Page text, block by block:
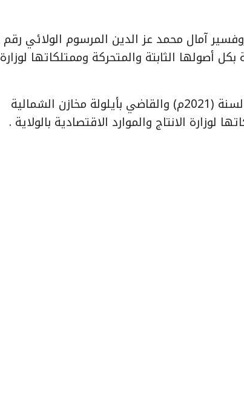
بكل أصولها الثابتة والمتحركة وممتلكاتها لوزارة
كما أصدرت والي الولاية الشمالية المرسوم الولائي رقم (8) لسنة (2021م) والقاضي بأيلولة مخازن الشمالية
لوزارة الانتاج والموارد الاقتصادية بالولاية .